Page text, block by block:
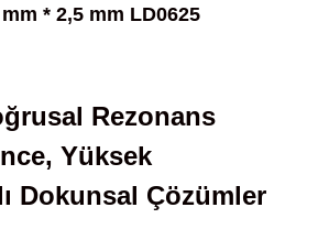
* 2,5 mm LD0625
Rezonans
Yüksek
Dokunsal Çözümler